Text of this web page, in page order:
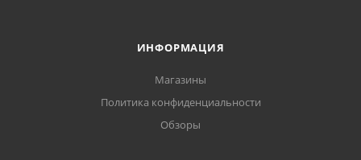
ИНФОРМАЦИЯ
Магазины
Политика конфиденциальности
Обзоры